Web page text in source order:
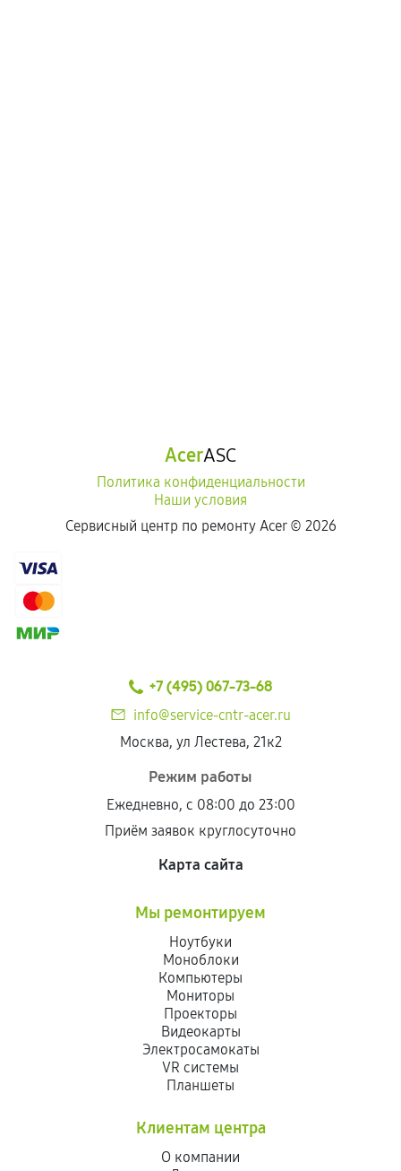
AcerASC
Политика конфиденциальности
Наши условия
Сервисный центр по ремонту Acer © 2026
+7 (495) 067-73-68
info@service-cntr-acer.ru
Москва, ул Лестева, 21к2
Режим работы
Ежедневно, с 08:00 до 23:00
Приём заявок круглосуточно
Карта сайта
Мы ремонтируем
Ноутбуки
Моноблоки
Компьютеры
Мониторы
Проекторы
Видеокарты
Электросамокаты
VR системы
Планшеты
Клиентам центра
О компании